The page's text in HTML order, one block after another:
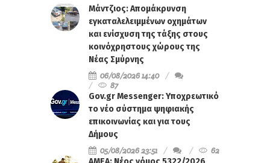
Μάντζιος: Απομάκρυνση
εγκαταλελειμμένων οχημάτων
και ενίσχυση της τάξης στους
κοινόχρηστους χώρους της
Νέας Σμύρνης
06/08/2026 14:40
87
Gov.gr Messenger: Υποχρεωτικό
το νέο σύστημα ψηφιακής
επικοινωνίας και για τους
Δήμους
05/08/2026 23:51
62